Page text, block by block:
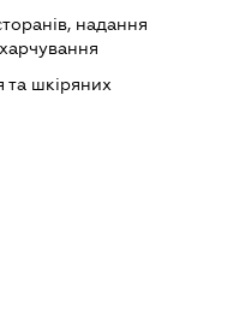
надання
та шкіряних